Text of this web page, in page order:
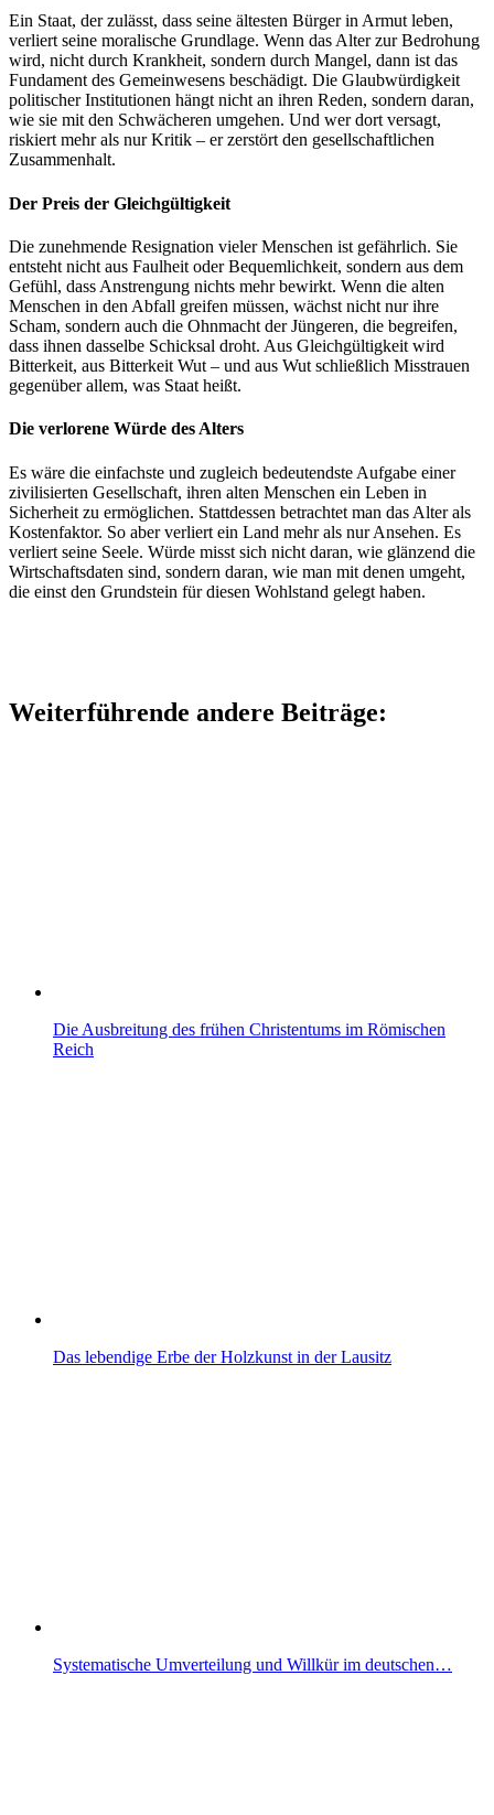
Ein Staat, der zulässt, dass seine ältesten Bürger in Armut leben,
verliert seine moralische Grundlage. Wenn das Alter zur Bedrohung
wird, nicht durch Krankheit, sondern durch Mangel, dann ist das
Fundament des Gemeinwesens beschädigt. Die Glaubwürdigkeit
politischer Institutionen hängt nicht an ihren Reden, sondern daran,
wie sie mit den Schwächeren umgehen. Und wer dort versagt,
riskiert mehr als nur Kritik – er zerstört den gesellschaftlichen
Zusammenhalt.
Der Preis der Gleichgültigkeit
Die zunehmende Resignation vieler Menschen ist gefährlich. Sie
entsteht nicht aus Faulheit oder Bequemlichkeit, sondern aus dem
Gefühl, dass Anstrengung nichts mehr bewirkt. Wenn die alten
Menschen in den Abfall greifen müssen, wächst nicht nur ihre
Scham, sondern auch die Ohnmacht der Jüngeren, die begreifen,
dass ihnen dasselbe Schicksal droht. Aus Gleichgültigkeit wird
Bitterkeit, aus Bitterkeit Wut – und aus Wut schließlich Misstrauen
gegenüber allem, was Staat heißt.
Die verlorene Würde des Alters
Es wäre die einfachste und zugleich bedeutendste Aufgabe einer
zivilisierten Gesellschaft, ihren alten Menschen ein Leben in
Sicherheit zu ermöglichen. Stattdessen betrachtet man das Alter als
Kostenfaktor. So aber verliert ein Land mehr als nur Ansehen. Es
verliert seine Seele. Würde misst sich nicht daran, wie glänzend die
Wirtschaftsdaten sind, sondern daran, wie man mit denen umgeht,
die einst den Grundstein für diesen Wohlstand gelegt haben.
Weiterführende andere Beiträge:
Die Ausbreitung des frühen Christentums im Römischen
Reich
Das lebendige Erbe der Holzkunst in der Lausitz
Systematische Umverteilung und Willkür im deutschen…